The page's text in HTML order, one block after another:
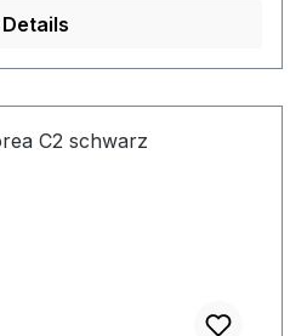
Details